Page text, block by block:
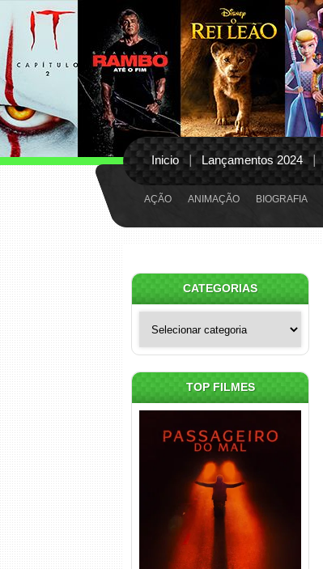
Inicio Lançamentos 2024
AÇÃO ANIMAÇÃO BIOGRAFIA
CATEGORIAS
TOP FILMES
Passageiro do Mal Torrent
(2026) WEB-DL 1080p Dual
Áudio